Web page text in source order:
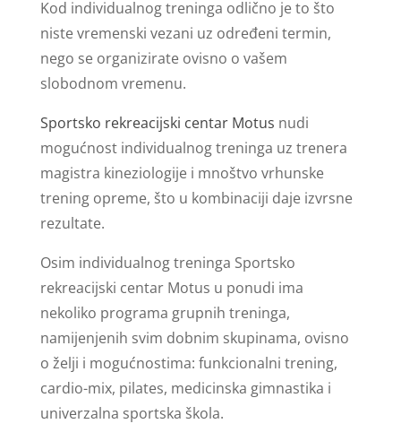
Kod individualnog treninga odlično je to što
niste vremenski vezani uz određeni termin,
nego se organizirate ovisno o vašem
slobodnom vremenu.
Sportsko rekreacijski centar Motus nudi
mogućnost individualnog treninga uz trenera
magistra kineziologije i mnoštvo vrhunske
trening opreme, što u kombinaciji daje izvrsne
rezultate.
Osim individualnog treninga Sportsko
rekreacijski centar Motus u ponudi ima
nekoliko programa grupnih treninga,
namijenjenih svim dobnim skupinama, ovisno
o želji i mogućnostima: funkcionalni trening,
cardio-mix, pilates, medicinska gimnastika i
univerzalna sportska škola.